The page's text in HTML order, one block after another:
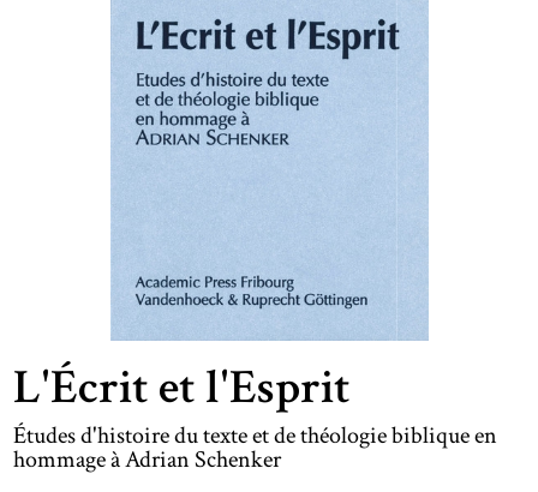
L'Écrit et l'Esprit
Études d'histoire du texte et de théologie biblique en
hommage à Adrian Schenker